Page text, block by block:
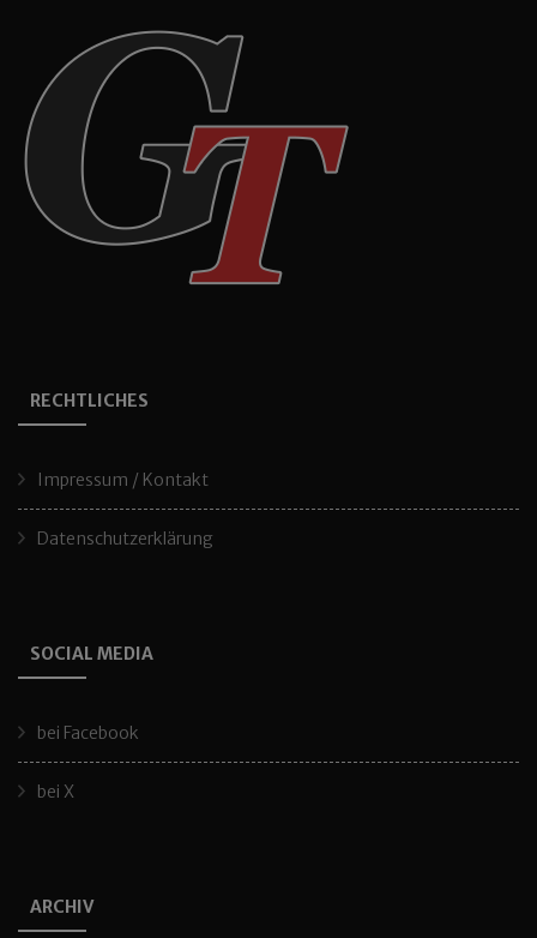
RECHTLICHES
Impressum / Kontakt
Datenschutzerklärung
SOCIAL MEDIA
bei Facebook
bei X
ARCHIV